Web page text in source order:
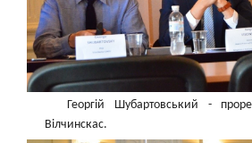
Георгій Шубартовський -
Вілчинскас.